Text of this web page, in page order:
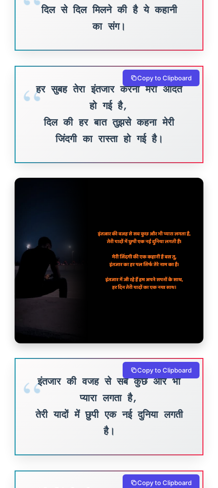
दिल से दिल मिलने की है ये कहानी
का संग।
हर सुबह तेरा इंतजार करना मेरी आदत
हो गई है,
दिल की हर बात तुझसे कहना मेरी
जिंदगी का रास्ता हो गई है।
Copy to Clipboard
इंतजार की वजह से सब कुछ और भी
प्यारा लगता है,
तेरी यादों में छुपी एक नई दुनिया लगती
है।
Copy to Clipboard
Copy to Clipboard